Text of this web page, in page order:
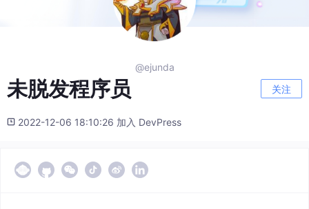
@ejunda
未脱发程序员 关注
2022-12-06 18:10:26 加入 DevPress